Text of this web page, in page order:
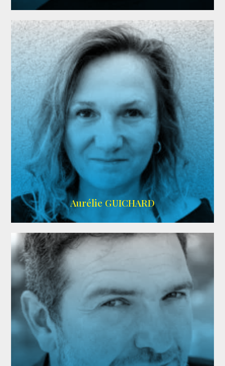
Aurélie GUICHARD